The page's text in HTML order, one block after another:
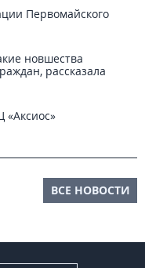
Первомайского
новшества
рассказала
ВСЕ НОВОСТИ